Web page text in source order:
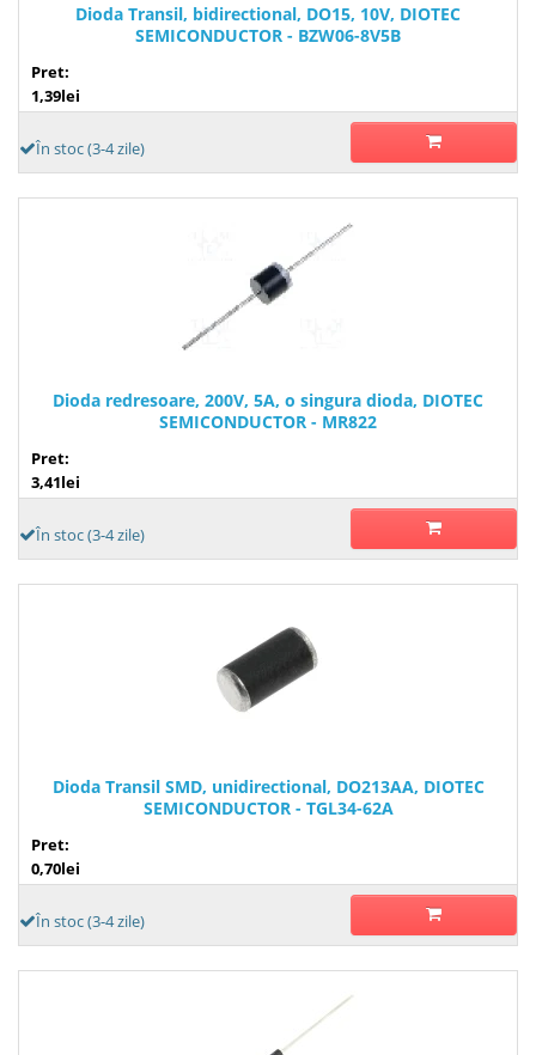
Dioda Transil, bidirectional, DO15, 10V, DIOTEC
SEMICONDUCTOR - BZW06-8V5B
Pret:
1,39lei
În stoc (3-4 zile)
Dioda redresoare, 200V, 5A, o singura dioda, DIOTEC
SEMICONDUCTOR - MR822
Pret:
3,41lei
În stoc (3-4 zile)
Dioda Transil SMD, unidirectional, DO213AA, DIOTEC
SEMICONDUCTOR - TGL34-62A
Pret:
0,70lei
În stoc (3-4 zile)